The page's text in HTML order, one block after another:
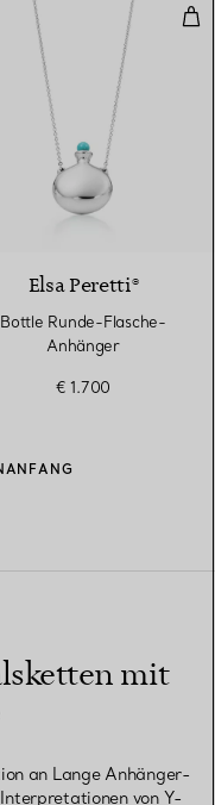
Yard Anhänger mit
Elsa Peretti®
Bottle Runde-Flasche-
Anhänger
€ 1.700
mit
an Lange Anhänger-
von Y-